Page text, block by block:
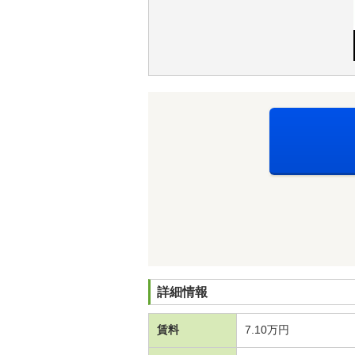
詳細情報
賃料 7.10万円